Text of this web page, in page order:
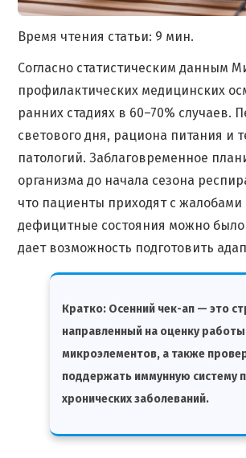
Время чтения статьи: 9 мин.
Согласно статистическим данным
профилактических медицинских
ранних стадиях в 60–70%
светового дня, рациона питания и
патологий. Заблаговременное
организма до начала сезона
что пациенты приходят с
дефицитные состояния можно было
дает возможность подготовить
Кратко: Осенний чек-ап — это
направленный на оценку
микроэлементов, а также
поддержать иммунную систему
хронических заболеваний.